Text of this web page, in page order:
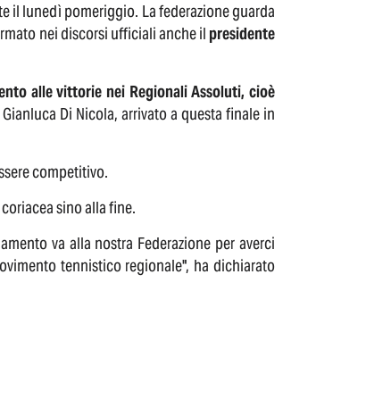
il lunedì pomeriggio. La federazione guarda
nei discorsi ufficiali anche il presidente
alle vittorie nei Regionali Assoluti, cioè
Di Nicola, arrivato a questa finale in
competitivo.
sino alla fine.
va alla nostra Federazione per averci
tennistico regionale", ha dichiarato